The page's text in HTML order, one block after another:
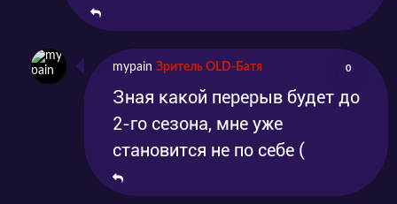
mypain Зритель OLD-Батя 0
Зная какой перерыв будет до
2-го сезона, мне уже
становится не по себе (